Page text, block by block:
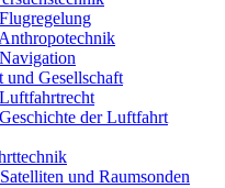
Gesellschaft
der Luftfahrt
und Raumsonden